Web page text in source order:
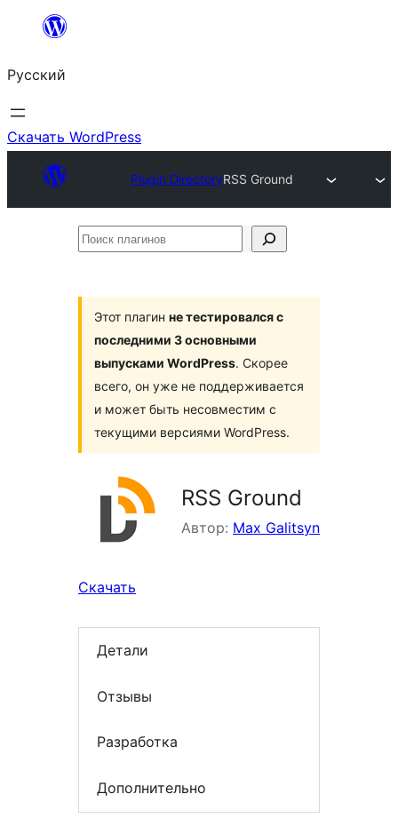
Перейти
содержимому
Русский
Скачать WordPress
Plugin DirectoryRSS Ground
Поиск
Этот плагин не тестировался с
последними 3 основными
выпусками WordPress. Скорее
всего, он уже не поддерживается
и может быть несовместим с
текущими версиями WordPress.
RSS Ground
Автор: Max Galitsyn
Скачать
Детали
Отзывы
Разработка
Дополнительно